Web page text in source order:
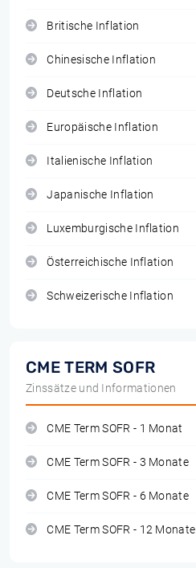
Britische Inflation
Chinesische Inflation
Deutsche Inflation
Europäische Inflation
Italienische Inflation
Japanische Inflation
Luxemburgische Inflation
Österreichische Inflation
Schweizerische Inflation
CME TERM SOFR
Zinssätze und Informationen
CME Term SOFR - 1 Monat
CME Term SOFR - 3 Monate
CME Term SOFR - 6 Monate
CME Term SOFR - 12 Monate